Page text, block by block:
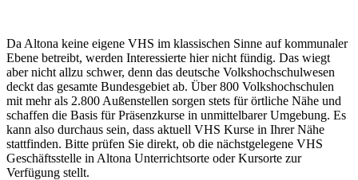
Da Altona keine eigene VHS im klassischen Sinne auf kommunaler
Ebene betreibt, werden Interessierte hier nicht fündig. Das wiegt
aber nicht allzu schwer, denn das deutsche Volkshochschulwesen
deckt das gesamte Bundesgebiet ab. Über 800 Volkshochschulen
mit mehr als 2.800 Außenstellen sorgen stets für örtliche Nähe und
schaffen die Basis für Präsenzkurse in unmittelbarer Umgebung. Es
kann also durchaus sein, dass aktuell VHS Kurse in Ihrer Nähe
stattfinden. Bitte prüfen Sie direkt, ob die nächstgelegene VHS
Geschäftsstelle in Altona Unterrichtsorte oder Kursorte zur
Verfügung stellt.